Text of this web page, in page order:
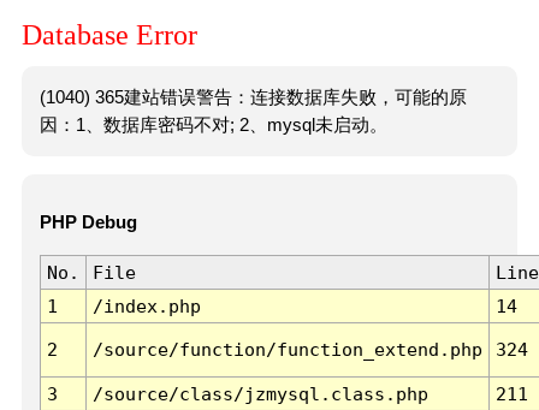
Database Error
(1040) 365建站错误警告：连接数据库失败，可能的原
因：1、数据库密码不对; 2、mysql未启动。
PHP Debug
No. File
Line
1
/index.php 14
2 /source/function/function_extend.php 324
3 /source/class/jzmysql.class.php
211